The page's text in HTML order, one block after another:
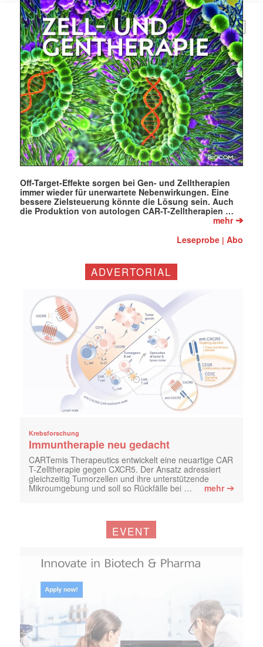
Off-Target-Effekte sorgen bei Gen- und Zelltherapien
immer wieder für unerwartete Nebenwirkungen. Eine
bessere Zielsteuerung könnte die Lösung sein. Auch
die Produktion von autologen CAR-T-Zelltherapien …
mehr➔
Leseprobe |Abo
ADVERTORIAL
Krebsforschung
Immuntherapie neu gedacht
CARTemis Therapeutics entwickelt eine neuartige CAR
T-Zelltherapie gegen CXCR5. Der Ansatz adressiert
gleichzeitig Tumorzellen und ihre unterstützende
Mikroumgebung und soll so Rückfälle bei …
mehr ➔
EVENT